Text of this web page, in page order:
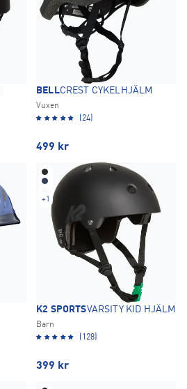
BELLCREST CYKELHJÄLM
Vuxen
(24)
499 kr
+1
K2 SPORTSVARSITY KID HJÄLM
Barn
(128)
399 kr